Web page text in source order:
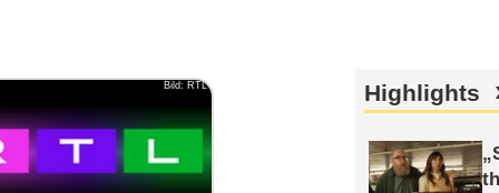
Bild: RTL Highlights